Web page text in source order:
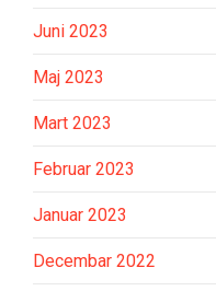
Juni 2023
Maj 2023
Mart 2023
Februar 2023
Januar 2023
Decembar 2022